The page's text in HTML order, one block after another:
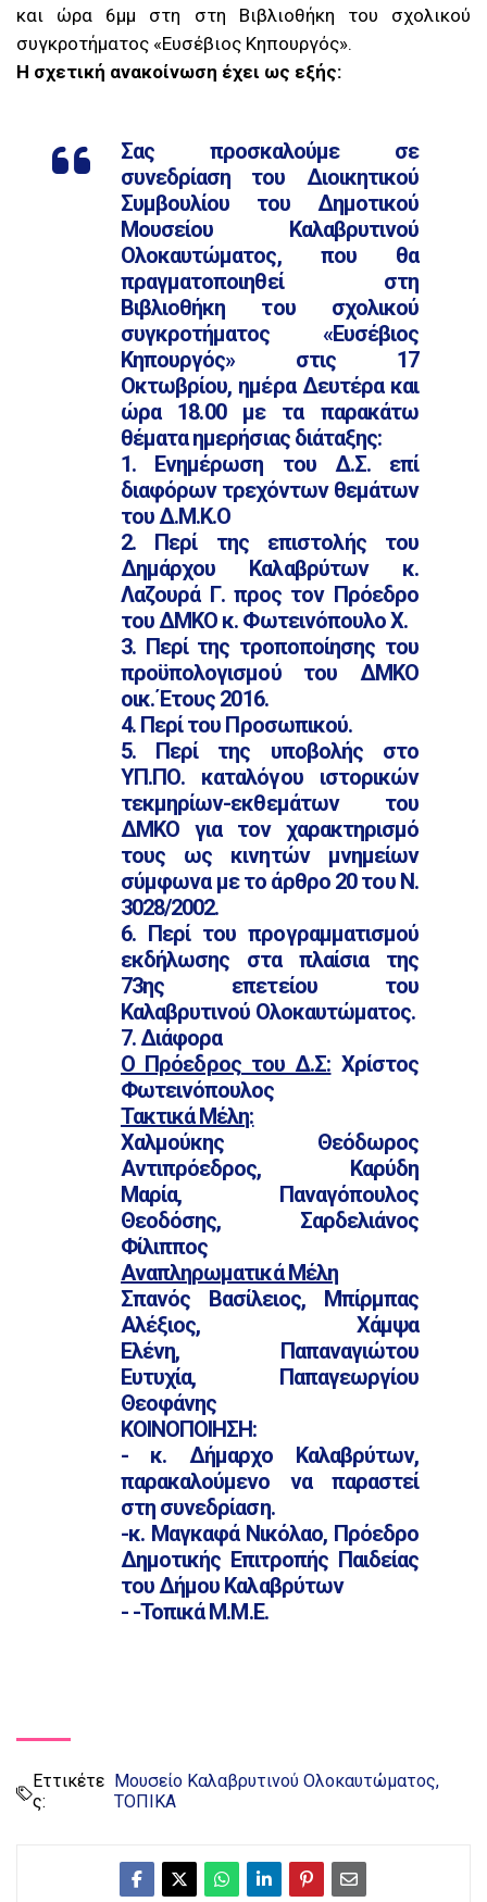
και ώρα 6μμ στη στη Βιβλιοθήκη του σχολικού
συγκροτήματος «Ευσέβιος Κηπουργός».
Η σχετική ανακοίνωση έχει ως εξής:
Σας προσκαλούμε σε
συνεδρίαση του Διοικητικού
Συμβουλίου του Δημοτικού
Μουσείου Καλαβρυτινού
Ολοκαυτώματος, που θα
πραγματοποιηθεί στη
Βιβλιοθήκη του σχολικού
συγκροτήματος «Ευσέβιος
Κηπουργός» στις 17
Οκτωβρίου, ημέρα Δευτέρα και
ώρα 18.00 με τα παρακάτω
θέματα ημερήσιας διάταξης:
1. Ενημέρωση του Δ.Σ. επί
διαφόρων τρεχόντων θεμάτων
του Δ.Μ.Κ.Ο
2. Περί της επιστολής του
Δημάρχου Καλαβρύτων κ.
Λαζουρά Γ. προς τον Πρόεδρο
του ΔΜΚΟ κ. Φωτεινόπουλο Χ.
3. Περί της τροποποίησης του
προϋπολογισμού του ΔΜΚΟ
οικ. Έτους 2016.
4. Περί του Προσωπικού.
5. Περί της υποβολής στο
ΥΠ.ΠΟ. καταλόγου ιστορικών
τεκμηρίων-εκθεμάτων του
ΔΜΚΟ για τον χαρακτηρισμό
τους ως κινητών μνημείων
σύμφωνα με το άρθρο 20 του Ν.
3028/2002.
6. Περί του προγραμματισμού
εκδήλωσης στα πλαίσια της
73ης επετείου του
Καλαβρυτινού Ολοκαυτώματος.
7. Διάφορα
Ο Πρόεδρος του Δ.Σ: Χρίστος
Φωτεινόπουλος
Τακτικά Μέλη:
Χαλμούκης Θεόδωρος
Αντιπρόεδρος, Καρύδη
Μαρία, Παναγόπουλος
Θεοδόσης, Σαρδελιάνος
Φίλιππος
Αναπληρωματικά Μέλη
Σπανός Βασίλειος, Μπίρμπας
Αλέξιος, Χάμψα
Ελένη, Παπαναγιώτου
Ευτυχία, Παπαγεωργίου
Θεοφάνης
ΚΟΙΝΟΠΟΙΗΣΗ:
- κ. Δήμαρχο Καλαβρύτων,
παρακαλούμενο να παραστεί
στη συνεδρίαση.
-κ. Μαγκαφά Νικόλαο, Πρόεδρο
Δημοτικής Επιτροπής Παιδείας
του Δήμου Καλαβρύτων
- -Τοπικά Μ.Μ.Ε.
Εττικέτε
ς:
Μουσείο Καλαβρυτινού Ολοκαυτώματος
ΤΟΠΙΚΑ